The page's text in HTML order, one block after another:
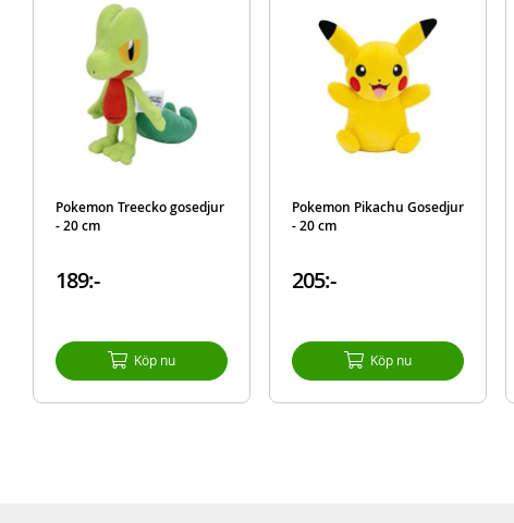
Pokemon Treecko gosedjur
- 20 cm
189:-
Köp nu
Pokemon Pikachu Gosedjur
- 20 cm
205:-
Köp nu